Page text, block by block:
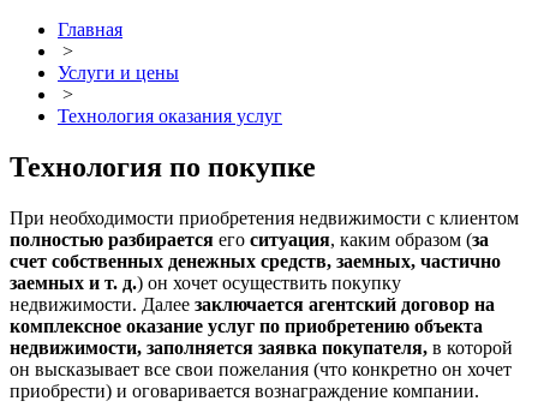
Главная
>
Услуги и цены
>
Технология оказания услуг
Технология по покупке
При необходимости приобретения недвижимости с клиентом
полностью разбирается его ситуация, каким образом (за
счет собственных денежных средств, заемных, частично
заемных и т. д.) он хочет осуществить покупку
недвижимости. Далее заключается агентский договор на
комплексное оказание услуг по приобретению объекта
недвижимости, заполняется заявка покупателя, в которой
он высказывает все свои пожелания (что конкретно он хочет
приобрести) и оговаривается вознаграждение компании.